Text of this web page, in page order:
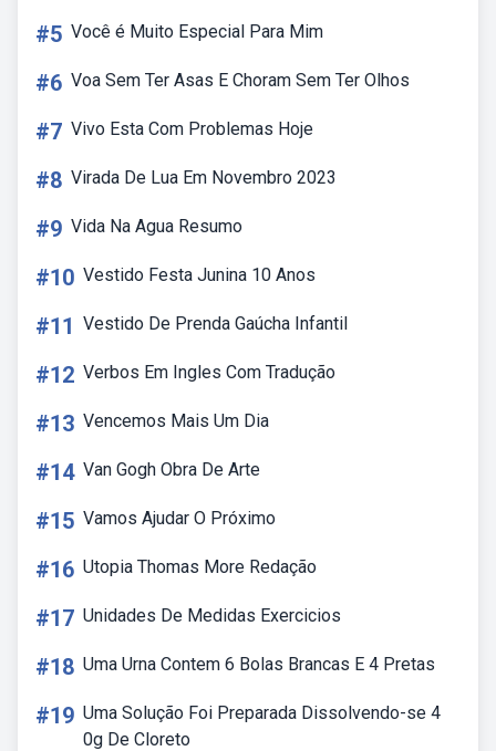
#5 Você é Muito Especial Para Mim
#6 Voa Sem Ter Asas E Choram Sem Ter Olhos
#7 Vivo Esta Com Problemas Hoje
#8 Virada De Lua Em Novembro 2023
#9 Vida Na Agua Resumo
#10 Vestido Festa Junina 10 Anos
#11 Vestido De Prenda Gaúcha Infantil
#12 Verbos Em Ingles Com Tradução
#13 Vencemos Mais Um Dia
#14 Van Gogh Obra De Arte
#15 Vamos Ajudar O Próximo
#16 Utopia Thomas More Redação
#17 Unidades De Medidas Exercicios
#18 Uma Urna Contem 6 Bolas Brancas E 4 Pretas
#19 Uma Solução Foi Preparada Dissolvendo-se 4
0g De Cloreto